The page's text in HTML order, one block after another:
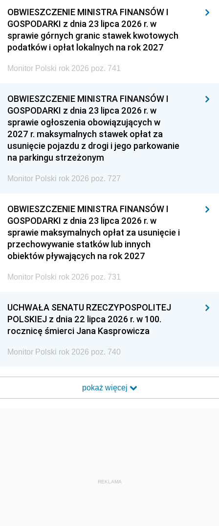
OBWIESZCZENIE MINISTRA FINANSÓW I
GOSPODARKI z dnia 23 lipca 2026 r. w
sprawie górnych granic stawek kwotowych
podatków i opłat lokalnych na rok 2027
Monitor Polski rok 2026 poz. 741
OBWIESZCZENIE MINISTRA FINANSÓW I
GOSPODARKI z dnia 23 lipca 2026 r. w
sprawie ogłoszenia obowiązujących w
2027 r. maksymalnych stawek opłat za
usunięcie pojazdu z drogi i jego parkowanie
na parkingu strzeżonym
Monitor Polski rok 2026 poz. 727
OBWIESZCZENIE MINISTRA FINANSÓW I
GOSPODARKI z dnia 23 lipca 2026 r. w
sprawie maksymalnych opłat za usunięcie i
przechowywanie statków lub innych
obiektów pływających na rok 2027
Monitor Polski rok 2026 poz. 731
UCHWAŁA SENATU RZECZYPOSPOLITEJ
POLSKIEJ z dnia 22 lipca 2026 r. w 100.
rocznicę śmierci Jana Kasprowicza
Monitor Polski rok 2026 poz. 740
pokaż więcej
REKLAMA